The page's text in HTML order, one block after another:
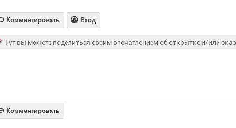
Комментировать  Вход
Тут вы можете поделиться своим впечатлением об открытке и/или
Комментировать